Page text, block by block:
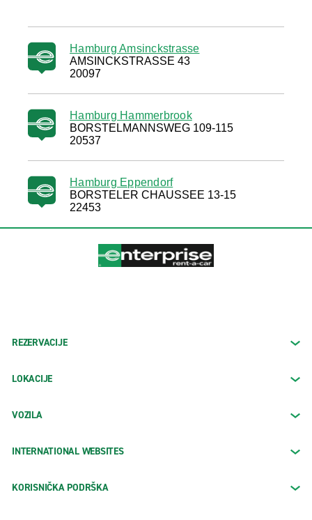
Hamburg Amsinckstrasse
AMSINCKSTRASSE 43
20097
Hamburg Hammerbrook
BORSTELMANNSWEG 109-115
20537
Hamburg Eppendorf
BORSTELER CHAUSSEE 13-15
22453
REZERVACIJE
LOKACIJE
VOZILA
INTERNATIONAL WEBSITES
KORISNIČKA PODRŠKA